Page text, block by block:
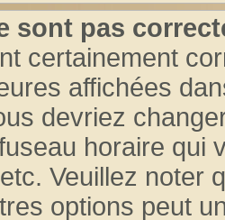
sont pas
certainement
affichées
devriez
horaire qui
Veuillez noter
options peut